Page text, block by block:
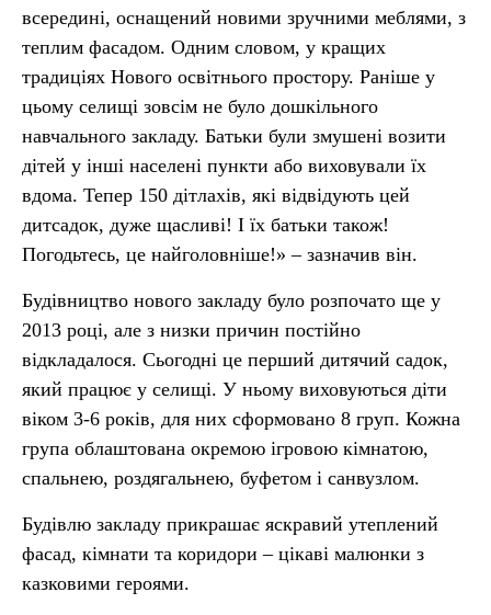
всередині, оснащений новими зручними меблями, з
теплим фасадом. Одним словом, у кращих
традиціях Нового освітнього простору. Раніше у
цьому селищі зовсім не було дошкільного
навчального закладу. Батьки були змушені возити
дітей у інші населені пункти або виховували їх
вдома. Тепер 150 дітлахів, які відвідують цей
дитсадок, дуже щасливі! І їх батьки також!
Погодьтесь, це найголовніше!» – зазначив він.
Будівництво нового закладу було розпочато ще у
2013 році, але з низки причин постійно
відкладалося. Сьогодні це перший дитячий садок,
який працює у селищі. У ньому виховуються діти
віком 3-6 років, для них сформовано 8 груп. Кожна
група облаштована окремою ігровою кімнатою,
спальнею, роздягальнею, буфетом і санвузлом.
Будівлю закладу прикрашає яскравий утеплений
фасад, кімнати та коридори – цікаві малюнки з
казковими героями.